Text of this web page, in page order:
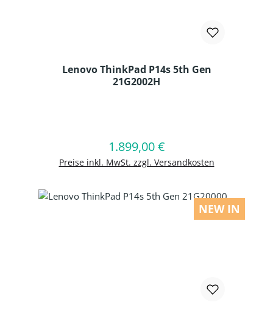
Lenovo ThinkPad P14s 5th Gen
21G2002H
Regulärer Preis:
1.899,00 €
Preise inkl. MwSt. zzgl. Versandkosten
In den Warenkorb
NEW IN